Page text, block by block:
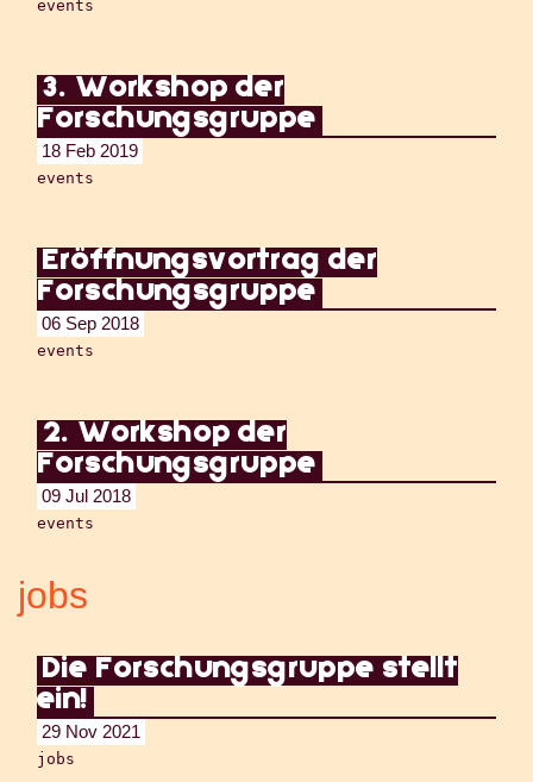
events
3. Workshop der
Forschungsgruppe
18 Feb 2019
events
Eröffnungsvortrag der
Forschungsgruppe
06 Sep 2018
events
2. Workshop der
Forschungsgruppe
09 Jul 2018
events
jobs
Die Forschungsgruppe stellt
ein!
29 Nov 2021
jobs